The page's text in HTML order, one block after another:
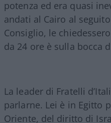
potenza ed era quasi
andati al Cairo al
Consiglio, le
da 24 ore è sulla bocca
La leader di Fratelli
parlarne. Lei è in Egitto
Oriente, del diritto di